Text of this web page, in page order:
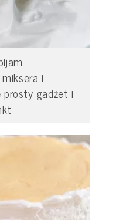
i
prosty gadżet i